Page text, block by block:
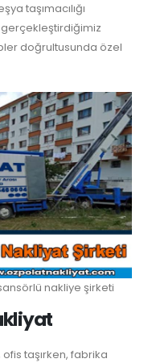
taşımacılığı
gerçekleştirdiğimiz
doğrultusunda özel
nakliye şirketi
taşırken, fabrika